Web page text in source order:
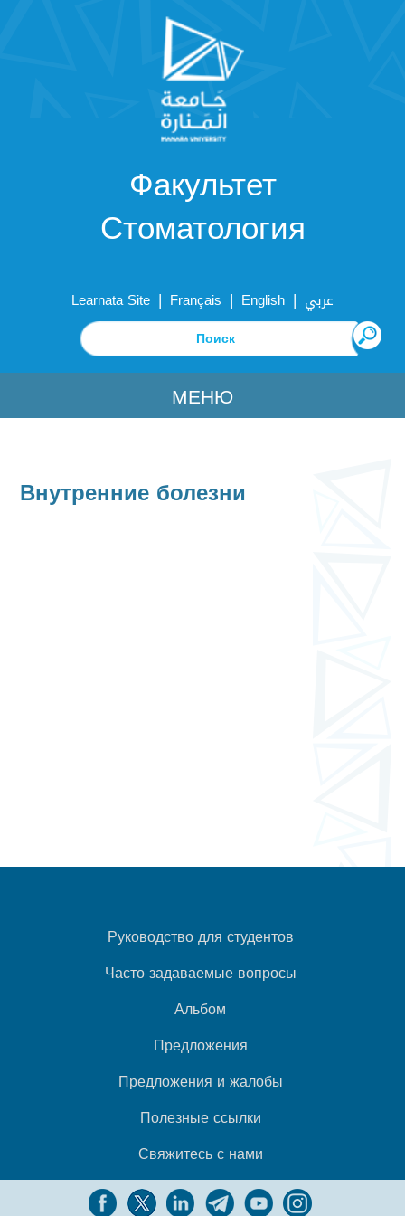
Факультет
Стоматология
Learnata Site | Français | English | عربي
МЕНЮ
Внутренние болезни
Руководство для студентов
Часто задаваемые вопросы
Альбом
Предложения
Предложения и жалобы
Полезные ссылки
Свяжитесь с нами